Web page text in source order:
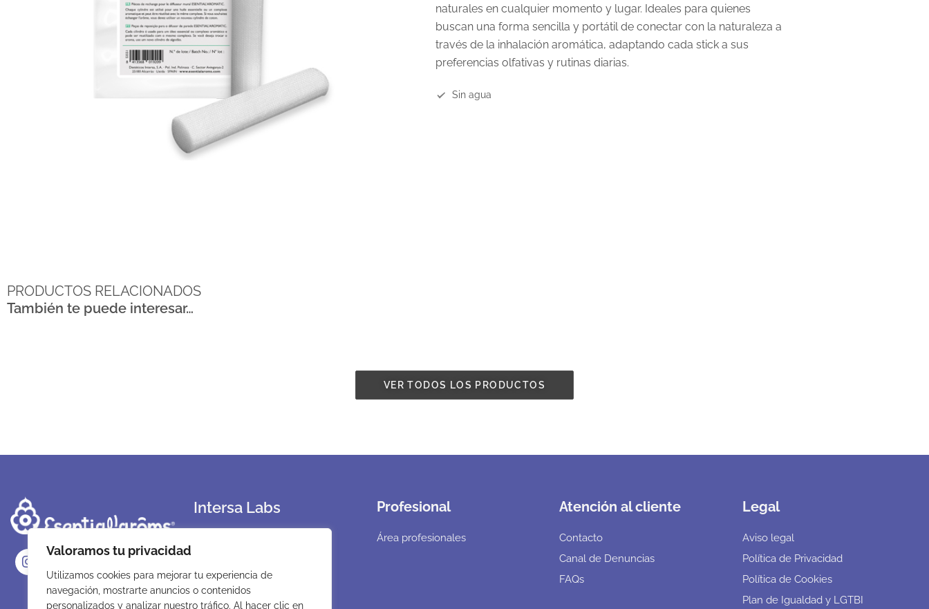
Valoramos tu privacidad
Utilizamos cookies para mejorar tu experiencia de
navegación, mostrarte anuncios o contenidos
personalizados y analizar nuestro tráfico. Al hacer clic en
naturales en cualquier momento y lugar. Ideales para quienes
buscan una forma sencilla y portátil de conectar con la naturaleza a
través de la inhalación aromática, adaptando cada stick a sus
preferencias olfativas y rutinas diarias.
Sin agua
PRODUCTOS RELACIONADOS
También te puede interesar…
VER TODOS LOS PRODUCTOS
Intersa Labs
Sostenibilidad
Instalaciones
Profesional
Área profesionales
Atención al cliente
Contacto
Canal de Denuncias
FAQs
Legal
Aviso legal
Política de Privacidad
Política de Cookies
Plan de Igualdad y LGTBI